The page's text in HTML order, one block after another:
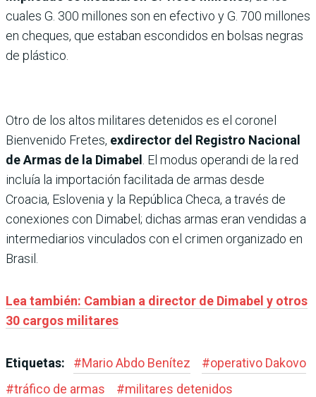
cuales G. 300 millones son en efectivo y G. 700 millones
en cheques, que estaban escondidos en bolsas negras
de plástico.
Otro de los altos militares detenidos es el coronel
Bienvenido Fretes, exdirector del Registro Nacional
de Armas de la Dimabel . El modus operandi de la red
incluía la importación facilitada de armas desde
Croacia, Eslovenia y la República Checa, a través de
conexiones con Dimabel; dichas armas eran vendidas a
intermediarios vinculados con el crimen organizado en
Brasil.
Lea también: Cambian a director de Dimabel y otros
30 cargos militares
Etiquetas: #Mario Abdo Benítez #operativo Dakovo
#tráfico de armas #militares detenidos